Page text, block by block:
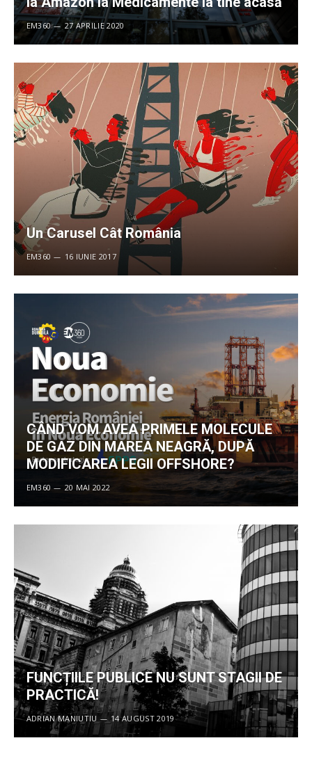
EM360 27 APRILIE 2020
Un Carusel Cât România
EM360 16 IUNIE 2017
CÂND VOM AVEA PRIMELE MOLECULE
DE GAZ DIN MAREA NEAGRĂ, DUPĂ
MODIFICAREA LEGII OFFSHORE?
EM360 20 MAI 2022
FUNCȚIILE PUBLICE NU SUNT STAGII DE
PRACTICĂ!
ADRIAN MANIUTIU 14 AUGUST 2019